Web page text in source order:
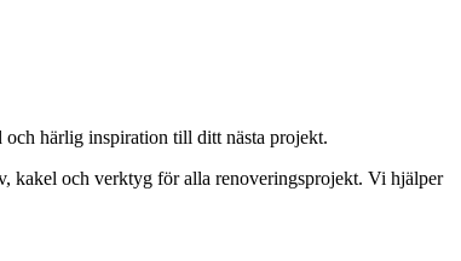
och härlig inspiration till ditt nästa projekt.
kakel och verktyg för alla renoveringsprojekt. Vi hjälper